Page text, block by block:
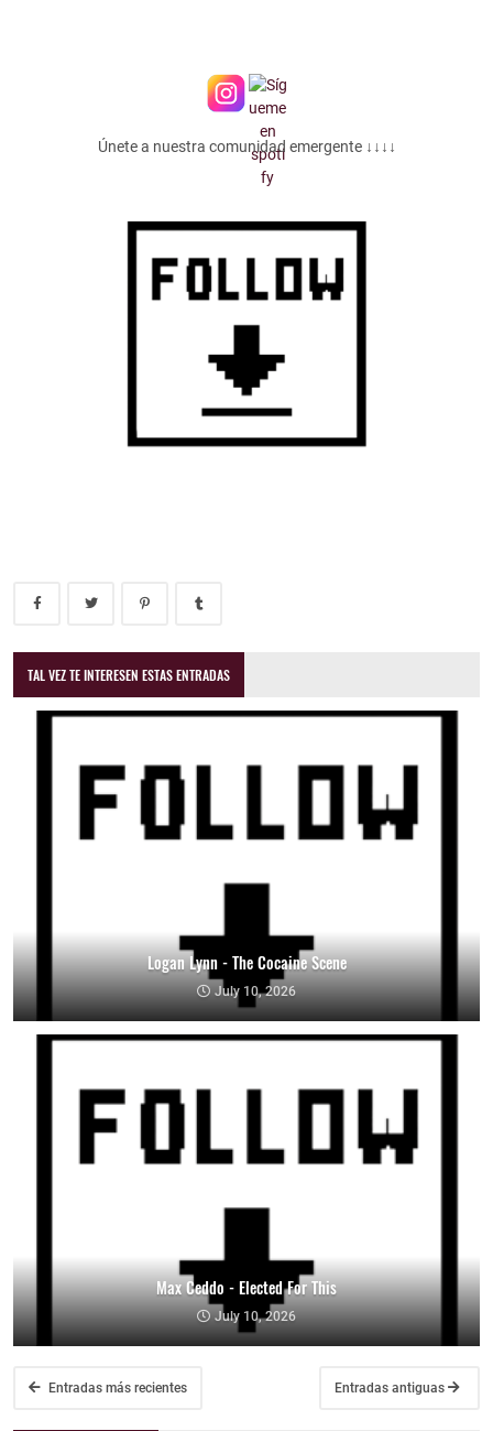
Únete a nuestra comunidad emergente ↓↓↓↓
TAL VEZ TE INTERESEN ESTAS ENTRADAS
Logan Lynn - The Cocaine Scene
July 10, 2026
Max Ceddo - Elected For This
July 10, 2026
Entradas más recientes Entradas antiguas